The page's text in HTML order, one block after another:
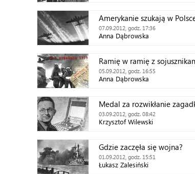
Amerykanie szukają w
07.09.2012, godz. 17:36
Anna Dąbrowska
Ramię w ramię z
05.09.2012, godz. 16:55
Anna Dąbrowska
Medal za rozwikłanie
03.09.2012, godz. 08:42
Krzysztof Wilewski
Gdzie zaczęła się wojna?
01.09.2012, godz. 15:51
Łukasz Zalesiński